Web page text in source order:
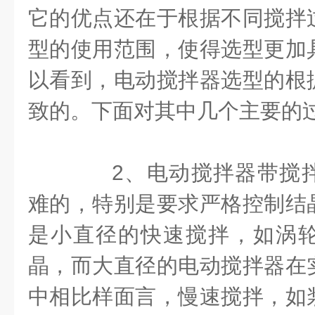
它的优点还在于根据不同搅
型的使用范围，使得选型更
以看到，电动搅拌器选型的
致的。下面对其中几个主要的
2、电动搅拌器带搅
难的，特别是要求严格控制
是小直径的快速搅拌，如涡
晶，而大直径的电动搅拌器
中相比样面言，慢速搅拌，